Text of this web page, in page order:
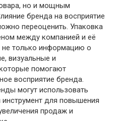
но и мощным
бренда на восприятие
переоценить. Упаковка
между компанией и её
не только информацию о
визуальные и
помогают
восприятие бренда.
могут использовать
для повышения
продаж и